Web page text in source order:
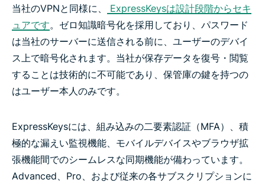
当社のVPNと同様に、
ExpressKeysは設計段階からセキ
ュアです。ゼロ知識暗号化を採用しており、パスワード
は当社のサーバーに送信される前に、ユーザーのデバイ
ス上で暗号化されます。当社が保存データを復号・閲覧
することは技術的に不可能であり、保管庫の鍵を持つの
はユーザー本人のみです。
ExpressKeysには、組み込みの二要素認証（MFA）、積
極的な漏えい監視機能、モバイルデバイスやブラウザ拡
張機能間でのシームレスな同期機能が備わっています。
Advanced、Pro、および従来の各サブスクリプションに